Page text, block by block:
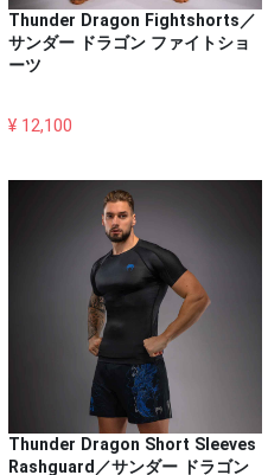
Thunder Dragon Fightshorts／
サンダー ドラゴン ファイトショ
ーツ
¥ 12,100
Thunder Dragon Short Sleeves
Rashguard／サンダー ドラゴン